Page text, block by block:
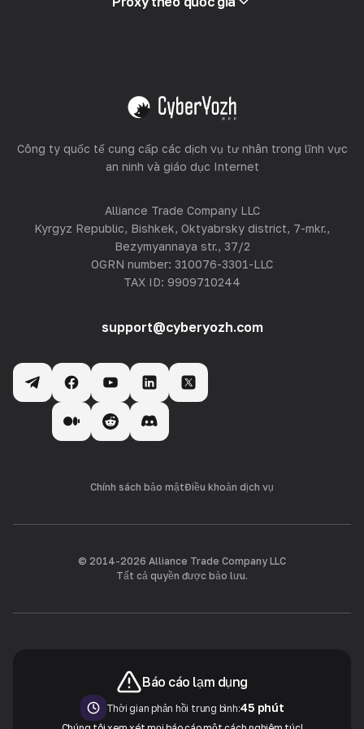
Bán lại
Xem tất cả
Công ty quốc tế cung cấp các dịch vụ tư nhân trong lĩnh vực
an ninh và giáo dục Internet
Alliance Trade Company LLC
Kyrgyz Republic, Bishkek, Oktyabrsky district, 7-mkr.,
Bezymyannaya str., 37/2
OGRN number: 310076-3301-LLC
TAX ID: 9909710244
support@cyberyozh.com
Chính sách bảo mậtĐiều khoản dịch vụ
© 2014-2026 Alliance Trade Company LLC
Tất cả quyền được bảo lưu.
Báo cáo lạm dụng
Thời gian phản hồi trung bình:45 phút